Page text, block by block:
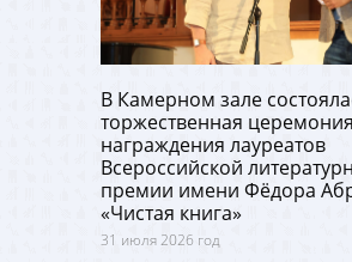
В Камерном зале
торжественная церемония
награждения лауреатов
Всероссийской
премии имени Фёдора
«Чистая книга»
31 июля 2026 год